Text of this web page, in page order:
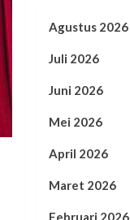
Agustus 2026
Juli 2026
Juni 2026
Mei 2026
April 2026
Maret 2026
Februari 2026